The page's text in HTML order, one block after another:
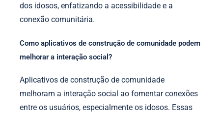
dos idosos, enfatizando a acessibilidade e a
conexão comunitária.
Como aplicativos de construção de comunidade podem
melhorar a interação social?
Aplicativos de construção de comunidade
melhoram a interação social ao fomentar conexões
entre os usuários, especialmente os idosos. Essas